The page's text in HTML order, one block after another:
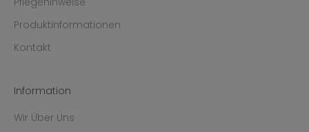
Produktinformationen
Kontakt
Information
Wir Über Uns